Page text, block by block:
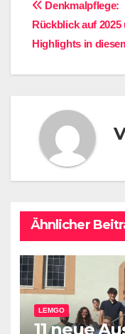
Denkmalpflege:
Rückblick auf 2025
Highlights in
Ähnlicher
LEMGO
11 neue